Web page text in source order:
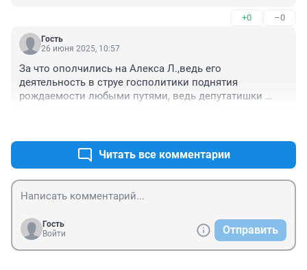
+0 –0
Гость
26 июня 2025, 10:57
За что ополчились на Алекса Л.,ведь его
деятельность в струе госполитики поднятия
рождаемости любыми путями, ведь депутатишки
лекции,тренинги в Тайланде.Читать все комментарии
Гость
Войти
Отправить